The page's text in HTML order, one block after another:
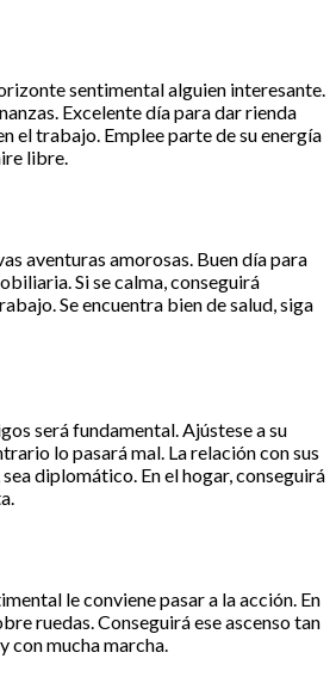
sentimental alguien interesante.
Excelente día para dar rienda
el trabajo. Emplee parte de su energía
libre.
aventuras amorosas. Buen día para
Si se calma, conseguirá
Se encuentra bien de salud, siga
será fundamental. Ajústese a su
lo pasará mal. La relación con sus
diplomático. En el hogar, conseguirá
le conviene pasar a la acción. En
ruedas. Conseguirá ese ascenso tan
con mucha marcha.